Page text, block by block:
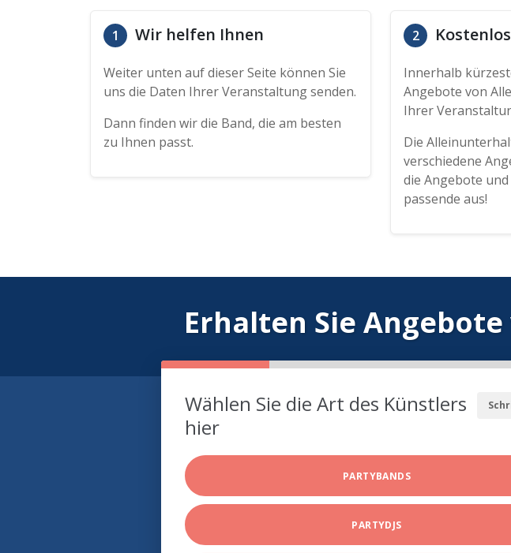
1 Wir helfen Ihnen
Weiter unten auf dieser Seite können Sie
uns die Daten Ihrer Veranstaltung senden.
Dann finden wir die Band, die am besten
zu Ihnen passt.
2
Innerhalb
Angebote von
Ihrer
Die
verschiedene
die Angebote und
passende aus!
Erhalten Sie Angebote
Wählen Sie die Art des Künstlers
hier
PARTYBANDS
PARTYDJS